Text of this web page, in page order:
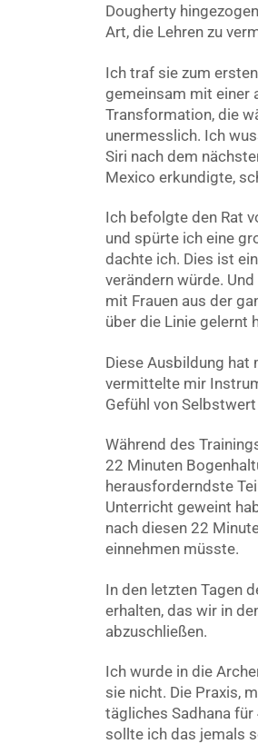
Dougherty
Art, die Lehren zu
Ich traf sie zum
gemeinsam mit einer
Transformation, die
unermesslich. Ich
Siri nach dem
Mexico erkundigte,
Ich befolgte den Rat
und spürte ich eine
dachte ich. Dies ist
verändern würde.
mit Frauen aus der
über die Linie gelernt
Diese Ausbildung hat
vermittelte mir
Gefühl von
Während des
22 Minuten
herausforderndste
Unterricht geweint
nach diesen 22
einnehmen müsste.
In den letzten Tagen
erhalten, das wir in
abzuschließen.
Ich wurde in die
sie nicht. Die Praxis,
tägliches Sadhana für
sollte ich das jemals